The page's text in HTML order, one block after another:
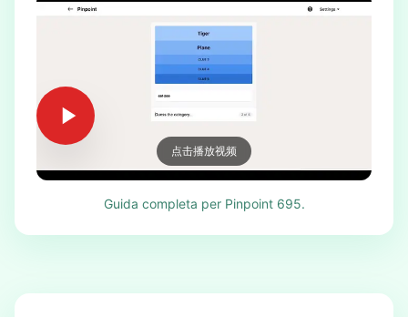
点击播放视频
Guida completa per Pinpoint 695.